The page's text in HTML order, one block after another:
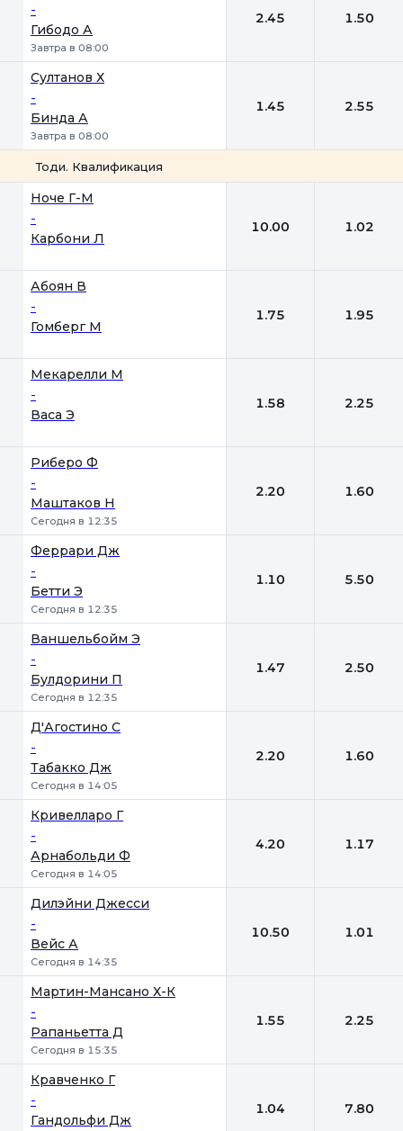
-
Гибодо А
Завтра в 08:00
2.45 1.50
Султанов Х
-
Бинда А
Завтра в 08:00
1.45 2.55
Тоди. Квалификация
Ноче Г-М
-
Карбони Л
10.00 1.02
Абоян В
-
Гомберг М
1.75 1.95
Мекарелли М
-
Васа Э
1.58 2.25
Риберо Ф
-
Маштаков Н
Сегодня в 12:35
2.20 1.60
Феррари Дж
-
Бетти Э
Сегодня в 12:35
1.10 5.50
Ваншельбойм Э
-
Булдорини П
Сегодня в 12:35
1.47 2.50
Д'Агостино С
-
Табакко Дж
Сегодня в 14:05
2.20 1.60
Кривелларо Г
-
Арнабольди Ф
Сегодня в 14:05
4.20 1.17
Дилэйни Джесси
-
Вейс А
Сегодня в 14:35
10.50 1.01
Мартин-Мансано Х-К
-
Рапаньетта Д
Сегодня в 15:35
1.55 2.25
Кравченко Г
-
Гандольфи Дж
1.04 7.80